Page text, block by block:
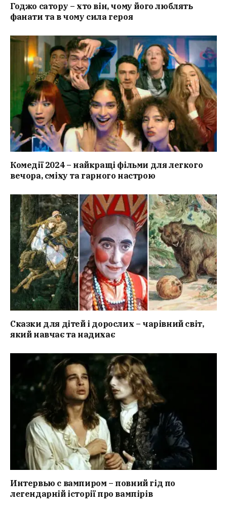
Годжо сатору – хто він, чому його люблять
фанати та в чому сила героя
Комедії 2024 – найкращі фільми для легкого
вечора, сміху та гарного настрою
Сказки для дітей і дорослих – чарівний світ,
який навчає та надихає
Интервью с вампиром – повний гід по
легендарній історії про вампірів